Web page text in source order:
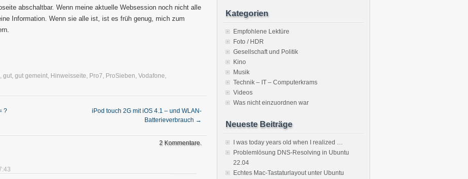
abschaltbar. Wenn meine aktuelle Websession noch nicht alle
Information. Wenn sie alle ist, ist es früh genug, mich zum
, gut, gut gemeint, Hinweisseite, Pro7, ProSieben, Vodafone,
?
iPod touch 2G mit iOS 4.1 – und WLAN-
Batterieverbrauch →
2 Kommentare.
Kategorien
Empfohlene Lektüre
Foto / HDR
Gesellschaft und Politik
Kino
Musik
Technik – IT – Computerkrams
Videos
Was nicht einzuordnen war
Neueste Beiträge
I was today years old when I realized …
Problemlösung DNS-Resolving in Ubuntu
22.04
Echtes Mac-Tastaturlayout unter Ubuntu